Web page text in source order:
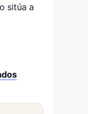
sitúa a